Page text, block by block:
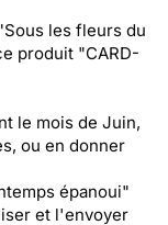
les fleurs du
produit "CARD-
le mois de Juin,
ou en donner
épanoui"
et l'envoyer